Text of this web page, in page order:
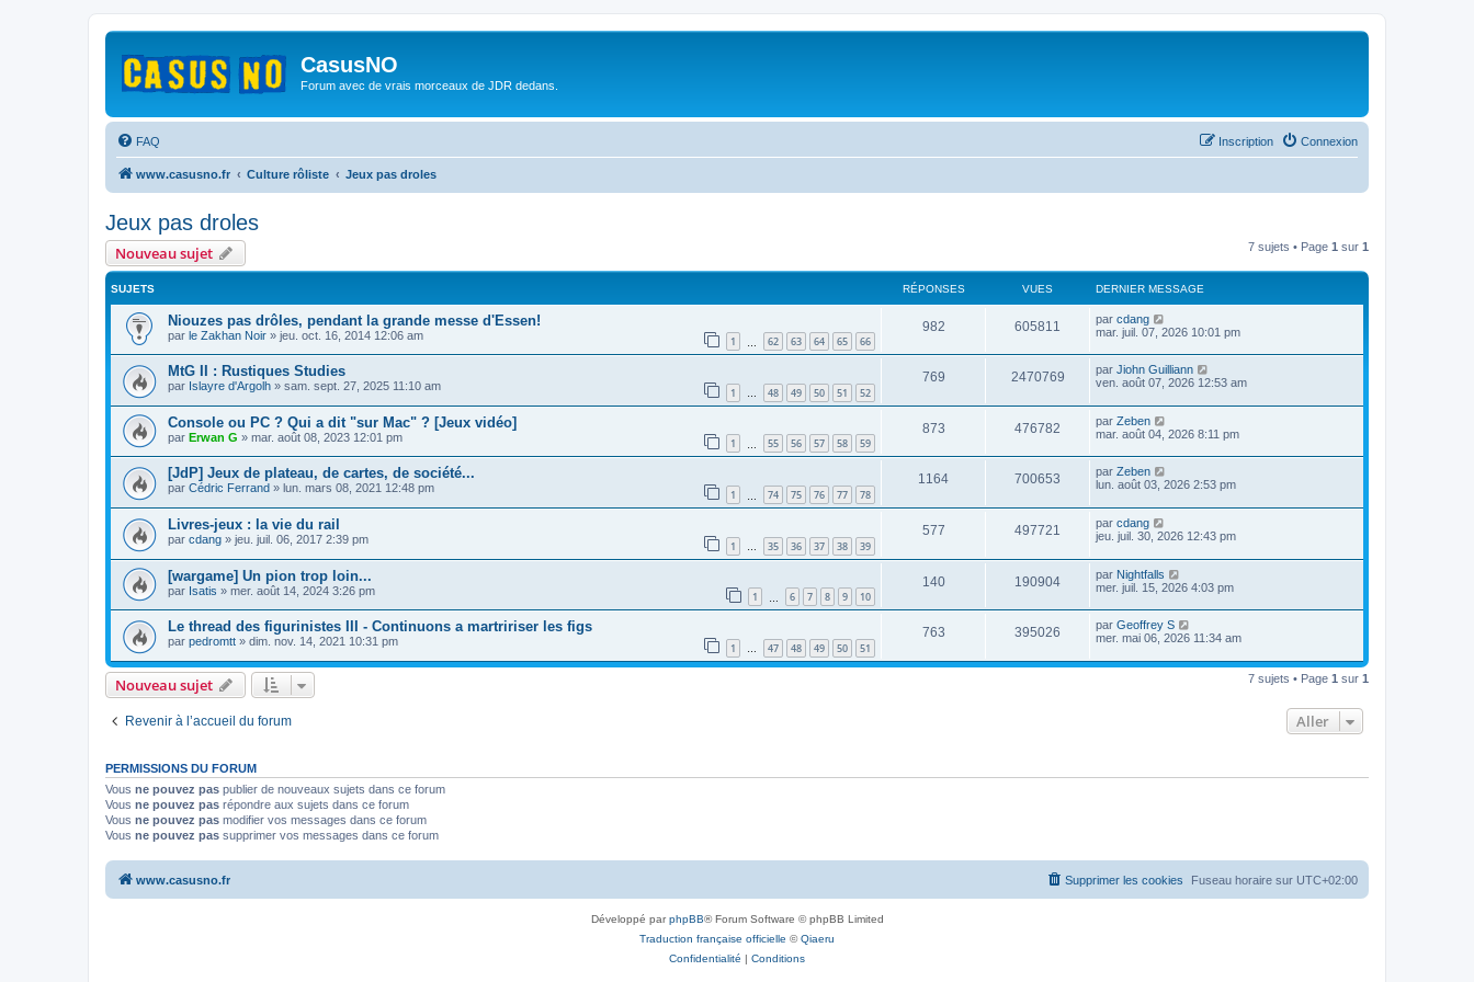
CasusNO
Forum avec de vrais morceaux de JDR dedans.
FAQ Connexion
Inscription
www.casusno.fr Culture rôliste Jeux pas droles
Jeux pas droles
Nouveau sujet 7 sujets • Page 1 sur 1
SUJETS RÉPONSES VUES DERNIER MESSAGE
Niouzes pas drôles, pendant la grande messe d'Essen!
par le Zakhan Noir » jeu. oct. 16, 2014 12:06 am 1 62 63 64 65 66
982 605811 par cdang
mar. juil. 07, 2026 10:01 pm
MtG II : Rustiques Studies
par Islayre d'Argolh » sam. sept. 27, 2025 11:10 am 1 … 48 49 50 51 52
769 2470769 par Jiohn Guilliann
ven. août 07, 2026 12:53 am
Console ou PC ? Qui a dit "sur Mac" ? [Jeux vidéo]
par Erwan G » mar. août 08, 2023 12:01 pm 1 55 56 57 58 59
873 476782 par Zeben
mar. août 04, 2026 8:11 pm
[JdP] Jeux de plateau, de cartes, de société...
par Cédric Ferrand » lun. mars 08, 2021 12:48 pm 1 74 75 76 77 78
1164 700653 par Zeben
lun. août 03, 2026 2:53 pm
Livres-jeux : la vie du rail
par cdang » jeu. juil. 06, 2017 2:39 pm 1 … 35 36 37 38 39
577 497721 par cdang
jeu. juil. 30, 2026 12:43 pm
[wargame] Un pion trop loin...
par Isatis » mer. août 14, 2024 3:26 pm 1 6 7 8 9 10
140 190904 par Nightfalls
mer. juil. 15, 2026 4:03 pm
Le thread des figurinistes III - Continuons a martririser les figs
par pedromtt » dim. nov. 14, 2021 10:31 pm 1 … 47 48 49 50 51
763 395026 par Geoffrey S
mer. mai 06, 2026 11:34 am
Nouveau sujet 7 sujets • Page 1 sur 1
Revenir à l’accueil du forum Aller
PERMISSIONS DU FORUM
Vous ne pouvez pas publier de nouveaux sujets dans ce forum
Vous ne pouvez pas répondre aux sujets dans ce forum
Vous ne pouvez pas modifier vos messages dans ce forum
Vous ne pouvez pas supprimer vos messages dans ce forum
www.casusno.fr Fuseau horaire sur UTC+02:00
Supprimer les cookies
Développé parphpBB® Forum Software © phpBB Limited
Traduction française officielle ©Qiaeru
Confidentialité
Conditions